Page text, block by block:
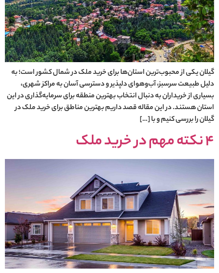
گیلان یکی از محبوب‌ترین استان‌ها برای خرید ملک در شمال کشور است؛ به
دلیل طبیعت سرسبز، آب‌وهوای دلپذیر و دسترسی آسان به مراکز شهری،
بسیاری از خریداران به دنبال انتخاب بهترین منطقه برای سرمایه‌گذاری در این
استان هستند. در این مقاله قصد داریم بهترین مناطق برای خرید ملک در
گیلان را بررسی کنیم و با […]
4 نکته مهم در خرید ملک